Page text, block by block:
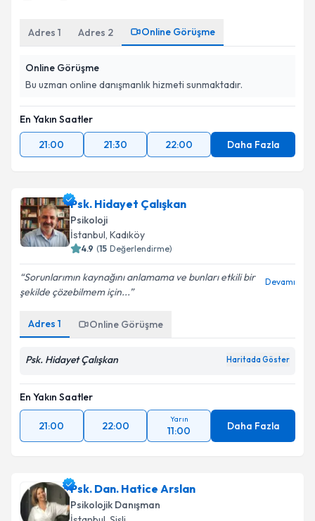
Adres 1 Adres 2 Online Görüşme
Online Görüşme
Bu uzman online danışmanlık hizmeti sunmaktadır.
En Yakın Saatler
21:00
21:30 22:00 Daha Fazla
Psk. Hidayet Çalışkan
Psikoloji
İstanbul, Kadıköy
4.9 (15 Değerlendirme)
Sorunlarımın kaynağını anlamama ve bunları etkili bir
şekilde çözebilmem için...
Devamı
Adres 1 Online Görüşme
Psk. Hidayet Çalışkan Haritada Göster
En Yakın Saatler
21:00 22:00
Yarın
11:00 Daha Fazla
Psk. Dan. Hatice Arslan
Psikolojik Danışman